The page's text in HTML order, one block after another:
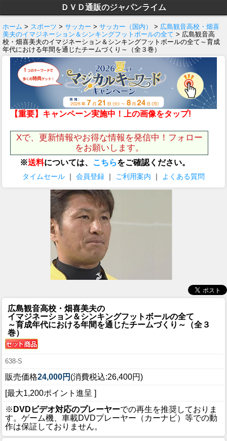
ＤＶＤ通販のジャパンライム
ホーム > スポーツ > サッカー > サッカー（国内） > 広島観音高校・畑喜
美夫のイマジネーション＆シンキングフットボールの全て > 広島観音高
校・畑喜美夫のイマジネーション＆シンキングフットボールの全て～育成
年代における年間を通じたチームづくり～（全３巻）
【重要】キャンペーン実施中！上の画像をタップ!
Xで、更新情報やお得な情報を発信中！フォロー
をお願いします。
※送料については、 こちらをご確認ください。
タイムセール ｜ 会員登録 ｜ ご利用案内 ｜ よくある質問
広島観音高校・畑喜美夫の
イマジネーション＆シンキングフットボールの全て
～育成年代における年間を通じたチームづくり～（全３
巻）
638-S
販売価格24,000円 (消費税込:26,400円)
[最大1,200ポイント進呈 ]
※ DVDビデオ対応のプレーヤーでの再生を推奨しておりま
す。ゲーム機、車載DVDプレーヤー（カーナビ）等での動
作は保証しておりません。